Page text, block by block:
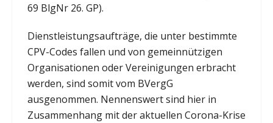
69 BlgNr 26. GP).
Dienstleistungsaufträge, die unter bestimmte
CPV-Codes fallen und von gemeinnützigen
Organisationen oder Vereinigungen erbracht
werden, sind somit vom BVergG
ausgenommen. Nennenswert sind hier in
Zusammenhang mit der aktuellen Corona-Krise